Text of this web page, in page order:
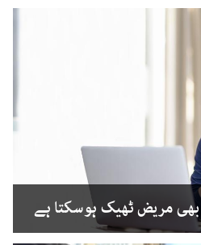
مریض ٹھیک ہوسکتا ہے